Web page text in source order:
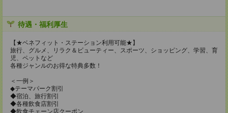
待遇・福利厚生
【★ベネフィット・ステーション利用可能★】
旅行、グルメ、リラク＆ビューティー、スポーツ、ショッピング、学習、育
児、ペットなど
各種ジャンルのお得な特典多数！
＜一例＞
◆テーマパーク割引
◆宿泊、旅行割引
◆各種飲食店割引
◆飲食チェーン店クーポン